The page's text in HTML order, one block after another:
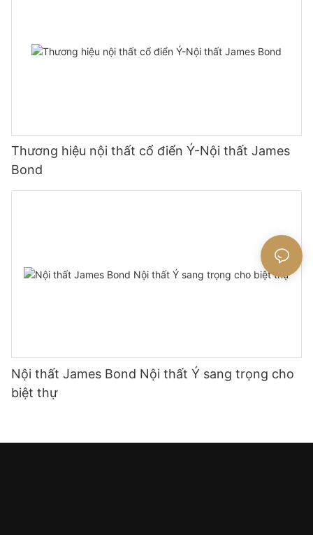
Thương hiệu nội thất cổ điển Ý-Nội thất James
Bond
Nội thất James Bond Nội thất Ý sang trọng cho
biệt thự